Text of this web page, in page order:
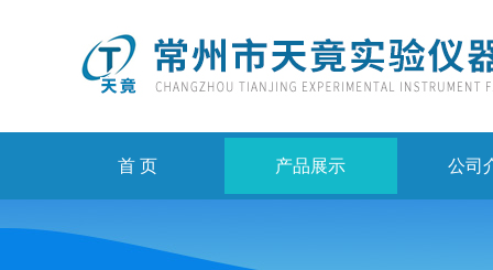
首 页 产品展示 公司